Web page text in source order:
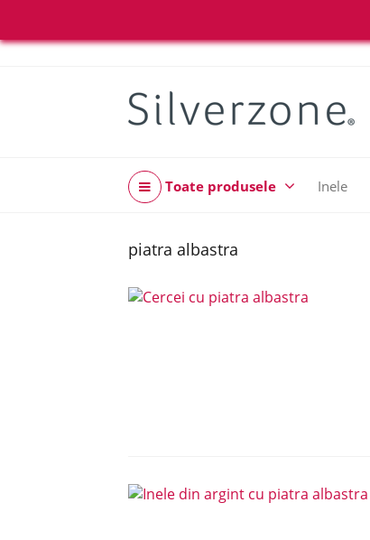
Toate produsele Inele
piatra albastra